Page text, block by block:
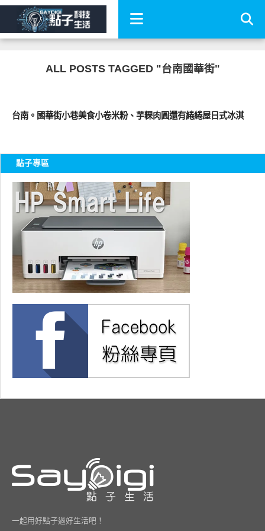
ALL POSTS TAGGED "台南國華街"
台南。國華街小巷美食小卷米粉、芋粿肉圓還有綣綣屋日式冰淇
點子專區
一起用好點子過好生活吧！